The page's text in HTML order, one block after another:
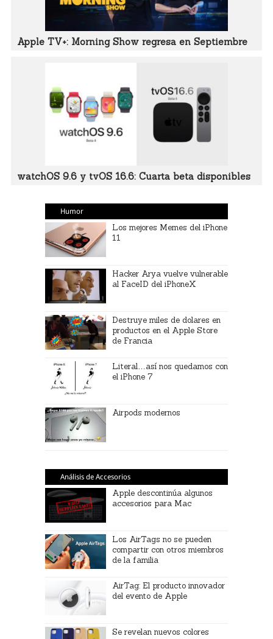
Apple TV+: Morning Show regresa en Septiembre
watchOS 9.6 y tvOS 16.6: Cuarta beta disponibles
Humor
Los mejores Memes del iPhone
11
Hacker Arya vuelve vulnerable
al FaceID del iPhoneX
Destruye miles de dolares en
productos en el Apple Store
de Francia
Literal…así nos quedamos con
el iPhone 7
Airpods modernos
Análisis de Accesorios
Apple descontinúa algunos
accesorios para Mac
Los AirTags no se pueden
compartir con otros miembros
de la familia
AirTag: El producto innovador
del evento de Apple
Se revelan nuevos colores